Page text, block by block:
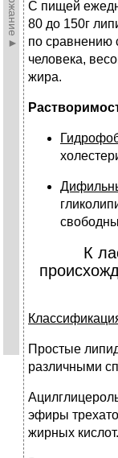
С пищей
80 до 150г
по сравнению
человека,
жира.
К
Простые
различными
эфиры
жирных кислот.